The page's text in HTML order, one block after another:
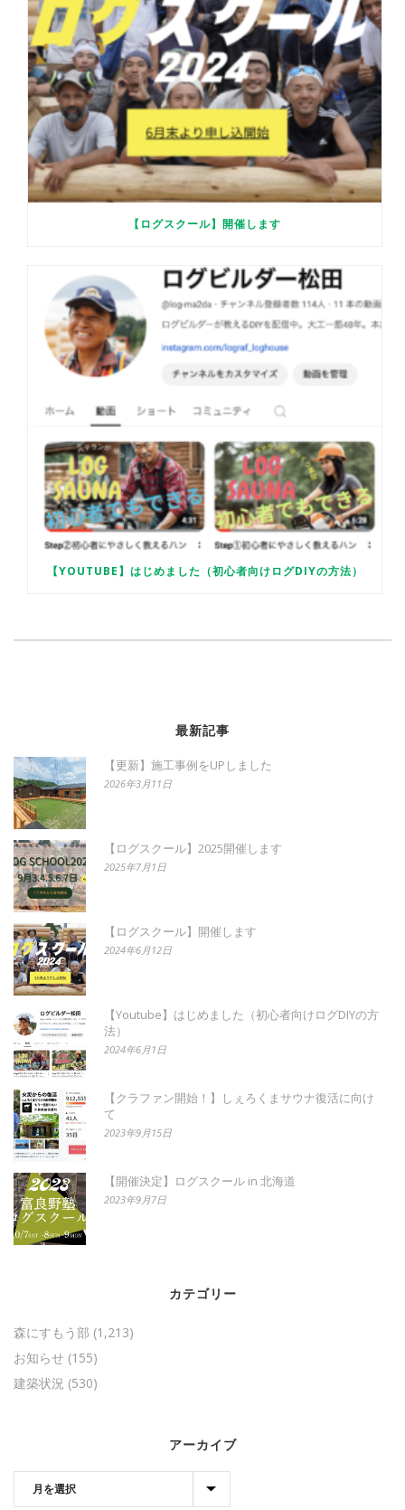
【ログスクール】開催します
【YOUTUBE】はじめました（初心者向けログDIYの方法）
最新記事
【更新】施工事例をUPしました
2026年3月11日
【ログスクール】2025開催します
2025年7月1日
【ログスクール】開催します
2024年6月12日
【Youtube】はじめました（初心者向けログDIYの方
法）
2024年6月1日
【クラファン開始！】しぇろくまサウナ復活に向け
て
2023年9月15日
【開催決定】ログスクール in 北海道
2023年9月7日
カテゴリー
森にすもう部 (1,213)
お知らせ (155)
建築状況 (530)
アーカイブ